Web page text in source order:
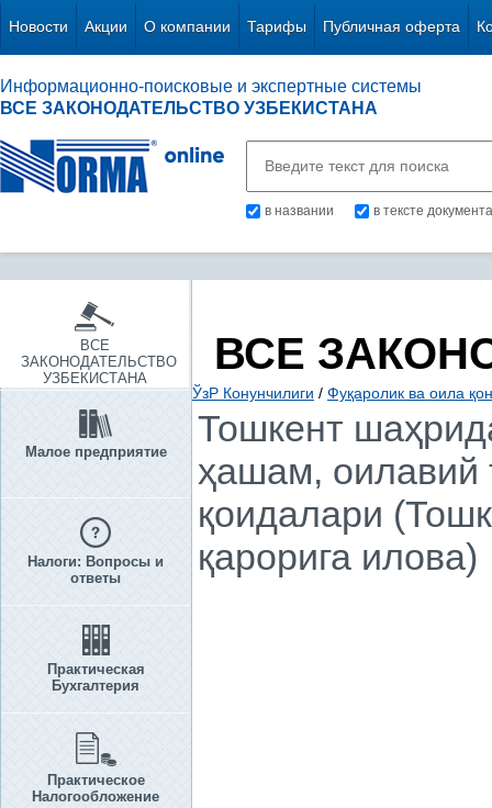
Новости Акции О компании Тарифы Публичная оферта
Информационно-поисковые и экспертные системы
ВСЕ ЗАКОНОДАТЕЛЬСТВО УЗБЕКИСТАНА
в названии в тексте документа
ВСЕ
ЗАКОНОДАТЕЛЬСТВО
УЗБЕКИСТАНА
Малое предприятие
Налоги: Вопросы и
ответы
Практическая
Бухгалтерия
Практическое
Налогообложение
ВСЕ
ЎзР Конунчилиги / Фуқаролик ва оила
Тошкент
ҳашам, оилавий
қоидалари
қарорига илова)